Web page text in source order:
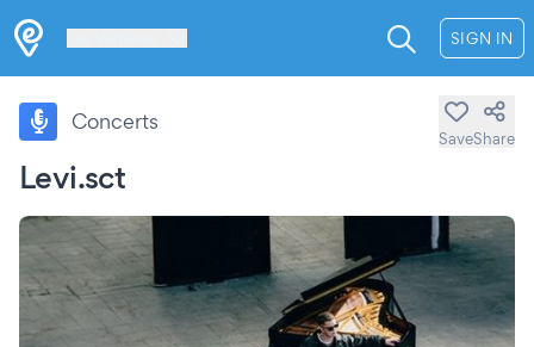
SIGN IN
Levi.sct
Concerts
SaveShare